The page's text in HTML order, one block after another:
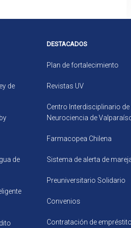
de
de
DESTACADOS
Plan de fortalecimiento
Revistas UV
Centro Interdisciplinario de
Neurociencia de
Farmacopea Chilena
Sistema de alerta de
Preuniversitario Solidario
Convenios
Contratación de